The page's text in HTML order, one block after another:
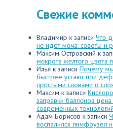
Свежие
Владимир к записи Что
не идет моча: советы и
Максим Островский к
мокрота желтого цвета
Илья к записи Почему
быстрее устают при
простыми словами о
Максим к записи
заправки баллонов цена
современных технологий
Адам Борисов к записи
воспалился лимфоузел